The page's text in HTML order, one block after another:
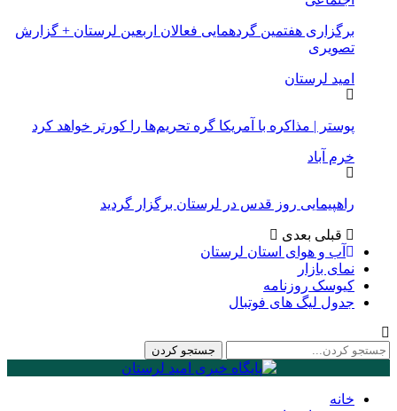
برگزاری هفتمین گردهمایی فعالان اربعین لرستان + گزارش
تصویری
امید لرستان
پوستر | مذاکره با آمریکا گره تحریم‌ها را کورتر خواهد کرد
خرم آباد
راهپیمایی روز قدس در لرستان برگزار گردید
قبلی بعدی
آب و هوای استان لرستان
نمای بازار
کیوسک روزنامه
جدول لیگ های فوتبال
خانه